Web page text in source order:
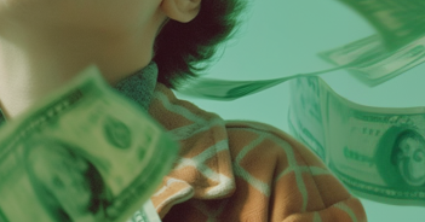
by vám měl vždy vysvětlit, proč vám dává
aniž by podrobně vysvětlil její výhody,
signál. Investování by mělo být
přístup